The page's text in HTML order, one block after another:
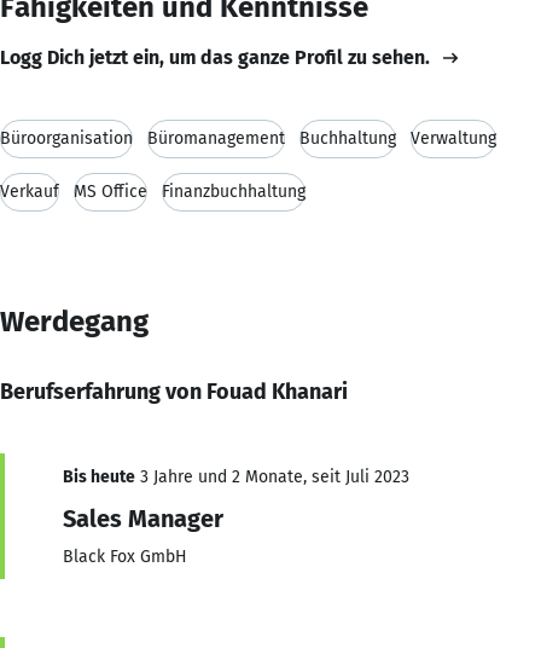
Logg Dich jetzt ein, um das ganze Profil zu sehen.
Büroorganisation Büromanagement Buchhaltung Verwaltung
Verkauf MS Office Finanzbuchhaltung
Werdegang
Berufserfahrung von Fouad Khanari
Bis heute 3 Jahre und 2 Monate, seit Juli 2023
Sales Manager
Black Fox GmbH